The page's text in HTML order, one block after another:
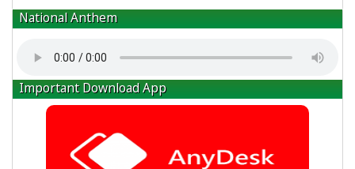
National Anthem
Important Download App